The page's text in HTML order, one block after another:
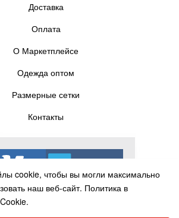
Доставка
Оплата
О Маркетплейсе
Одежда оптом
Размерные сетки
Контакты
cookie, чтобы вы могли максимально
наш веб-сайт. Политика в